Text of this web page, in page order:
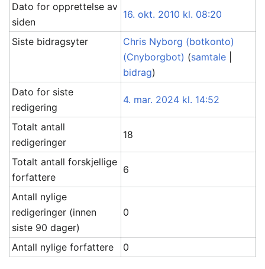
Dato for opprettelse av
siden
16. okt. 2010 kl. 08:20
Siste bidragsyter
Chris Nyborg (botkonto)
(Cnyborgbot) (samtale
bidrag)
Dato for siste
redigering
4. mar. 2024 kl. 14:52
Totalt antall
redigeringer
18
Totalt antall forskjellige
forfattere
6
Antall nylige
redigeringer (innen
siste 90 dager)
0
Antall nylige forfattere 0